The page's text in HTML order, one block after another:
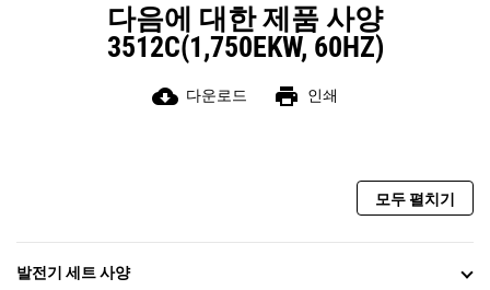
다음에 대한 제품 사양
3512C(1,750EKW, 60HZ)
cloud_download 다운로드 print 인쇄
모두 펼치기
발전기 세트 사양